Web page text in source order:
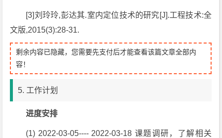
[3]刘玲玲,彭达其.室内定位技术的研究[J].工程技术:全
文版,2015(3):28-31.
剩余内容已隐藏，您需要先支付后才能查看该篇文章全部内
容！
5. 工作计划
进度安排
(1) 2022-03-05---- 2022-03-18 课题调研，了解相关